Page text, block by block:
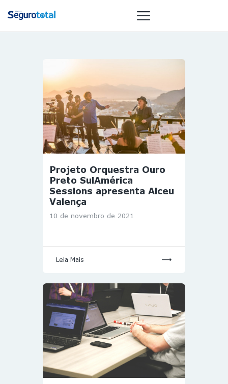
NOTÍCIAS
REVISTA
ESPECIAIS
GAIVOTA DE
OURO
ST SUMMIT
GESTORAS
HOMEST
HOME
Projeto Orquestra Ouro
Preto SulAmérica
Sessions apresenta Alceu
Valença
10 de novembro de 2021
Leia Mais